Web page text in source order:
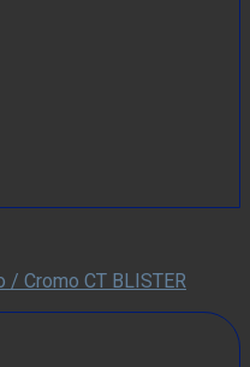
Cromo CT BLISTER